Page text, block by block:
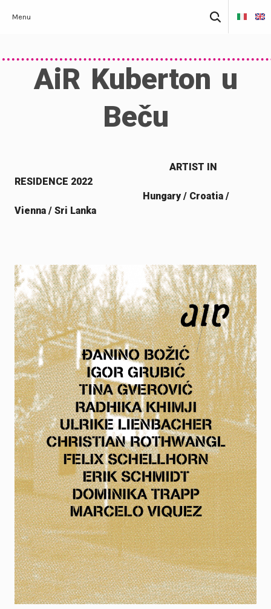
Menu
AiR Kuberton u
Beču
ARTIST IN
RESIDENCE 2022
Hungary / Croatia /
Vienna / Sri Lanka